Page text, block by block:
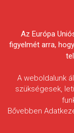
HÍREK
III.
Az Európa
figyelmét arra,
A weboldalunk
szükségesek,
Bővebben